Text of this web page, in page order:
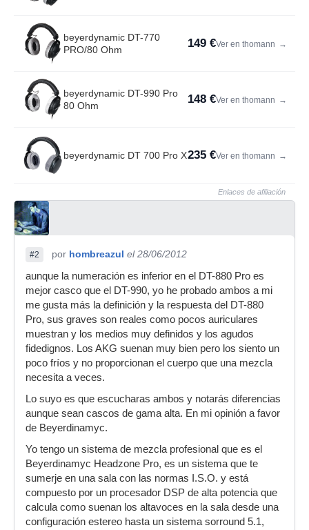
beyerdynamic DT-770
PRO/80 Ohm
149 €Ver en thomann →
beyerdynamic DT-990 Pro
80 Ohm
148 €Ver en thomann →
beyerdynamic DT 700 Pro X235 €Ver en thomann →
Enlaces de afiliación
#2 por hombreazul el 28/06/2012
aunque la numeración es inferior en el DT-880 Pro es
mejor casco que el DT-990, yo he probado ambos a mi
me gusta más la definición y la respuesta del DT-880
Pro, sus graves son reales como pocos auriculares
muestran y los medios muy definidos y los agudos
fidedignos. Los AKG suenan muy bien pero los siento un
poco fríos y no proporcionan el cuerpo que una mezcla
necesita a veces.
Lo suyo es que escucharas ambos y notarás diferencias
aunque sean cascos de gama alta. En mi opinión a favor
de Beyerdinamyc.
Yo tengo un sistema de mezcla profesional que es el
Beyerdinamyc Headzone Pro, es un sistema que te
sumerje en una sala con las normas I.S.O. y está
compuesto por un procesador DSP de alta potencia que
calcula como suenan los altavoces en la sala desde una
configuración estereo hasta un sistema sorround 5.1,